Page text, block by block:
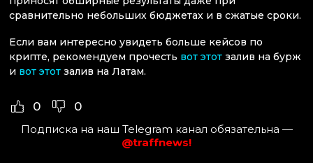
сравнительно небольших бюджетах и в сжатые сроки.
Если вам интересно увидеть больше кейсов по
крипте, рекомендуем прочесть вот этот залив на бурж
и вот этот залив на Латам.
0 0
Подписка на наш Telegram канал обязательна —
@traffnews!